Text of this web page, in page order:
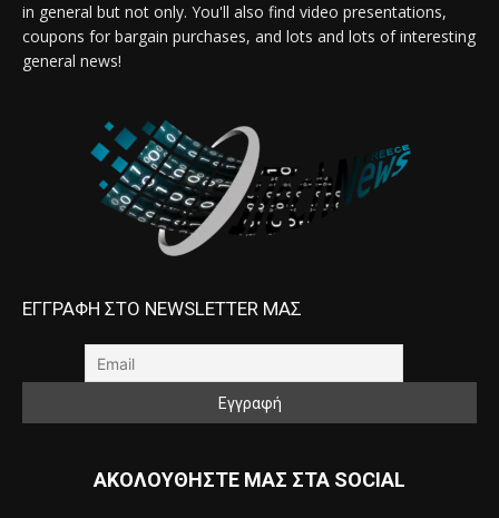
in general but not only. You'll also find video presentations,
coupons for bargain purchases, and lots and lots of interesting
general news!
ΕΓΓΡΑΦΗ ΣΤΟ NEWSLETTER ΜΑΣ
ΑΚΟΛΟΥΘΗΣΤΕ ΜΑΣ ΣΤΑ SOCIAL